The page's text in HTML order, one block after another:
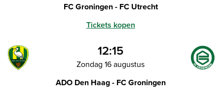
FC Groningen - FC Utrecht
Tickets kopen
12:15
Zondag 16 augustus
ADO Den Haag - FC Groningen